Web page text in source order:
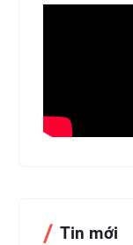
Tin mới